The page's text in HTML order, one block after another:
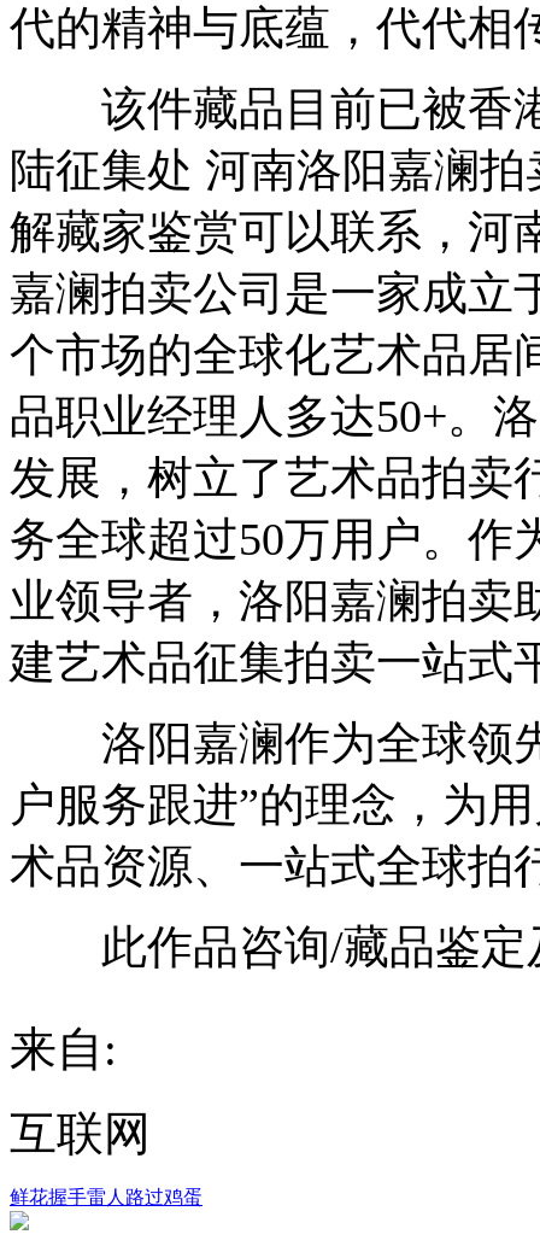
代的精神与底蕴，代代相
该件藏品目前已被香
陆征集处 河南洛阳嘉澜
解藏家鉴赏可以联系，河
嘉澜拍卖公司是一家成立
个市场的全球化艺术品居
品职业经理人多达50+。
发展，树立了艺术品拍卖
务全球超过50万用户。作
业领导者，洛阳嘉澜拍卖
建艺术品征集拍卖一站式
洛阳嘉澜作为全球领
户服务跟进”的理念，为
术品资源、一站式全球拍
此作品咨询/藏品鉴定
来自:
互联网
鲜花握手雷人 路过鸡蛋